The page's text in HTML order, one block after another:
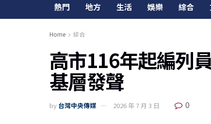
熱門 地方 生活 娛樂 綜合
Home 綜合
高市116年起編
基層發聲
by 台灣中央傳媒 2026 年 7 月 3 日 0